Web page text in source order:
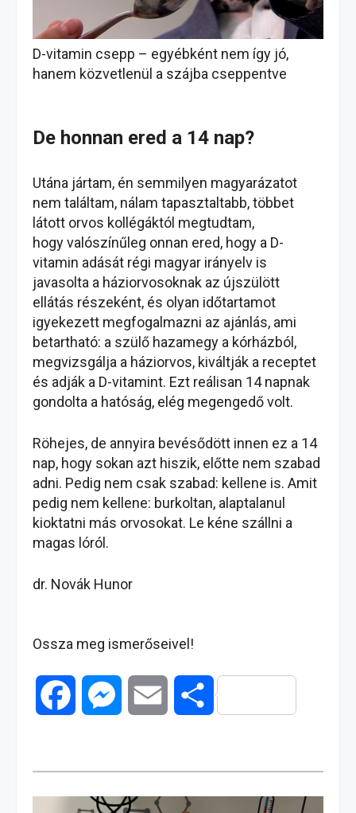
D-vitamin csepp – egyébként nem így jó,
hanem közvetlenül a szájba cseppentve
De honnan ered a 14 nap?
Utána jártam, én semmilyen magyarázatot
nem találtam, nálam tapasztaltabb, többet
látott orvos kollégáktól megtudtam,
hogy valószínűleg onnan ered, hogy a D-
vitamin adását régi magyar irányelv is
javasolta a háziorvosoknak az újszülött
ellátás részeként, és olyan időtartamot
igyekezett megfogalmazni az ajánlás, ami
betartható: a szülő hazamegy a kórházból,
megvizsgálja a háziorvos, kiváltják a receptet
és adják a D-vitamint. Ezt reálisan 14 napnak
gondolta a hatóság, elég megengedő volt.
Röhejes, de annyira bevésődött innen ez a 14
nap, hogy sokan azt hiszik, előtte nem szabad
adni. Pedig nem csak szabad: kellene is. Amit
pedig nem kellene: burkoltan, alaptalanul
kioktatni más orvosokat. Le kéne szállni a
magas lóról.
dr. Novák Hunor
Ossza meg ismerőseivel!
c s a
O
s